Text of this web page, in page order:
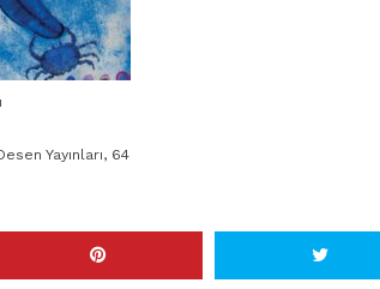
Yayınları, 64